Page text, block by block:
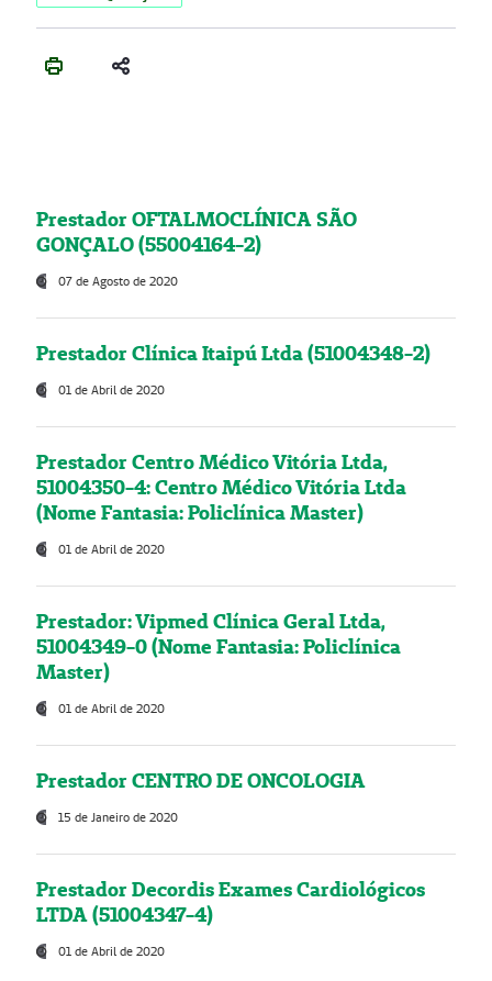
Prestador OFTALMOCLÍNICA SÃO
GONÇALO (55004164-2)
07 de Agosto de 2020
Prestador Clínica Itaipú Ltda (51004348-2)
01 de Abril de 2020
Prestador Centro Médico Vitória Ltda,
51004350-4: Centro Médico Vitória Ltda
(Nome Fantasia: Policlínica Master)
01 de Abril de 2020
Prestador: Vipmed Clínica Geral Ltda,
51004349-0 (Nome Fantasia: Policlínica
Master)
01 de Abril de 2020
Prestador CENTRO DE ONCOLOGIA
15 de Janeiro de 2020
Prestador Decordis Exames Cardiológicos
LTDA (51004347-4)
01 de Abril de 2020